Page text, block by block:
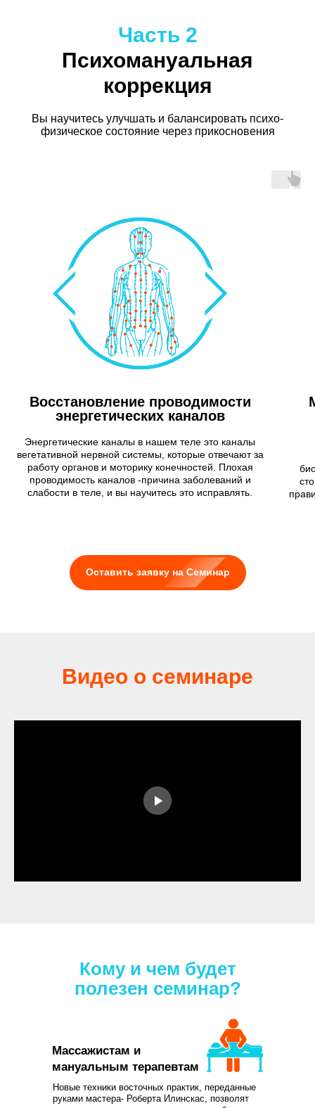
Часть 2
Психомануальная
коррекция
Вы научитесь улучшать и балансировать психо-
физическое состояние через прикосновения
Восстановление проводимости
энергетических каналов
Энергетические каналы в нашем теле это каналы
вегетативной нервной системы, которые отвечают за
работу органов и моторику конечностей. Плохая
проводимость каналов -причина заболеваний и
слабости в теле, и вы научитесь это исправлять.
Оставить заявку на Семинар
Видео о семинаре
Кому и чем будет
полезен семинар?
Массажистам и
мануальным терапевтам
Новые техники восточных практик, переданные
руками мастера- Роберта Илинскас, позволят